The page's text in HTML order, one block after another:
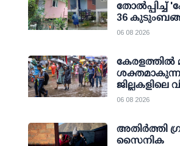
തോല്‍പ്പിച്ച്
36
കാവലായി
06 08 2026
കേരളത്തില്‍
ജില്ലകളിലെ
06 08 2026
അതിര്‍ത്തി
സൈനിക